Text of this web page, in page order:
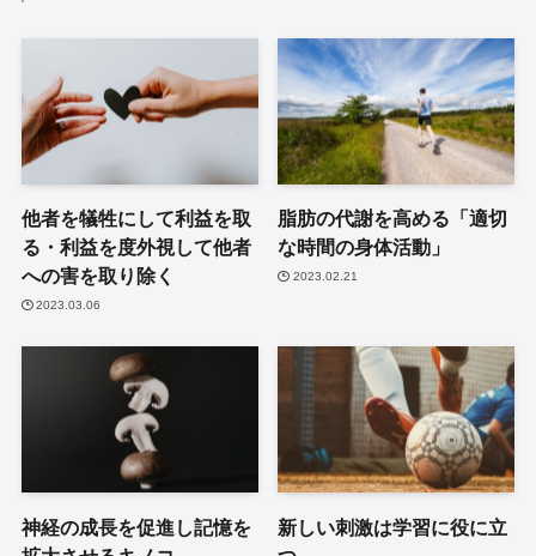
他者を犠牲にして利益を取
る・利益を度外視して他者
への害を取り除く
2023.03.06
脂肪の代謝を高める「適切
な時間の身体活動」
2023.02.21
神経の成長を促進し記憶を
新しい刺激は学習に役に立